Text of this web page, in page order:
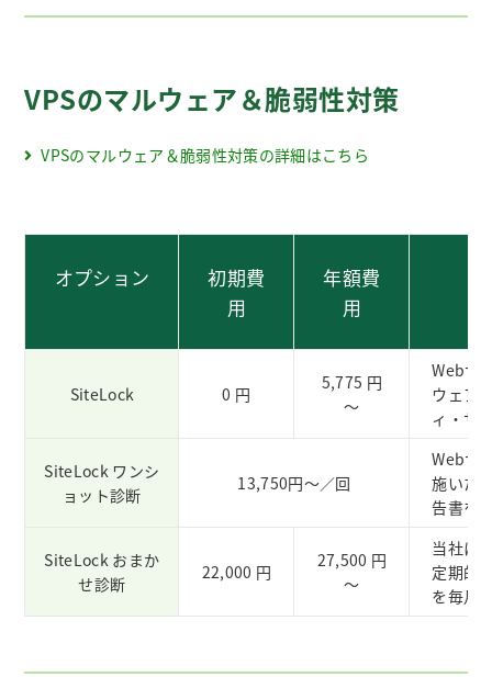
VPSのマルウェア＆脆弱性対策
VPSのマルウェア＆脆弱性対策の詳細はこちら
オプション
初期費
用
年額費
用
SiteLock 0 円
5,775 円
～
Webサ
ウェア
ィ・サ
SiteLock ワンシ
ョット診断
13,750円～／回
Webサ
施いた
告書を
SiteLock おまか
せ診断
22,000 円
27,500 円
～
当社に
定期的
を毎月